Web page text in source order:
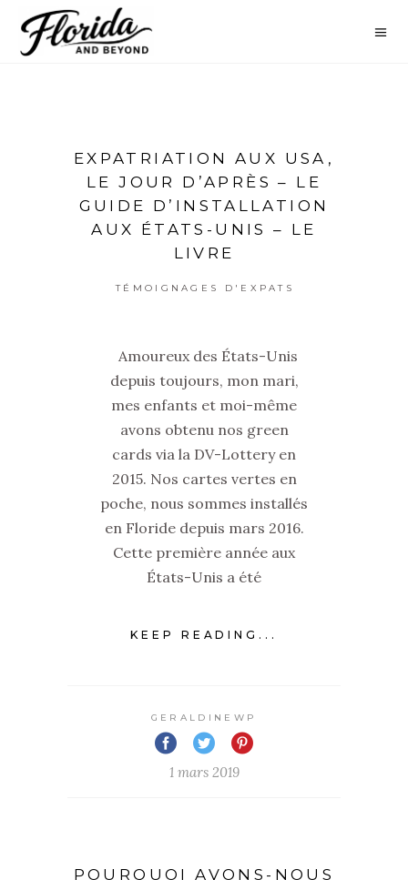
EXPATRIATION AUX USA,
LE JOUR D’APRÈS – LE
GUIDE D’INSTALLATION
AUX ÉTATS-UNIS – LE
LIVRE
TÉMOIGNAGES D'EXPATS
Amoureux des États-Unis
depuis toujours, mon mari,
mes enfants et moi-même
avons obtenu nos green
cards via la DV-Lottery en
2015. Nos cartes vertes en
poche, nous sommes installés
en Floride depuis mars 2016.
Cette première année aux
États-Unis a été
KEEP READING...
GERALDINEWP
1 mars 2019
POURQUOI AVONS-NOUS